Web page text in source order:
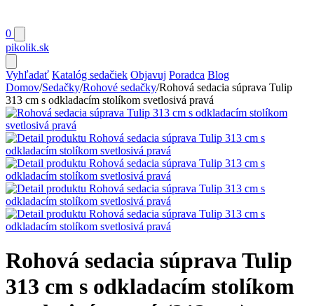
0
pikolik.sk
Vyhľadať Katalóg sedačiek Objavuj Poradca Blog
Domov/Sedačky/Rohové sedačky/Rohová sedacia súprava Tulip
313 cm s odkladacím stolíkom svetlosivá pravá
Rohová sedacia súprava Tulip
313 cm s odkladacím stolíkom